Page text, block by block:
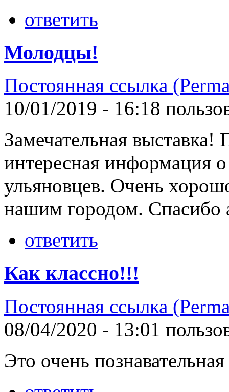
ответить
Молодцы!
Постоянная ссылка
10/01/2019 - 16:18
Замечательная
интересная информация
ульяновцев. Очень
нашим городом. Спасибо
ответить
Как классно!!!
Постоянная ссылка
08/04/2020 - 13:01
Это очень